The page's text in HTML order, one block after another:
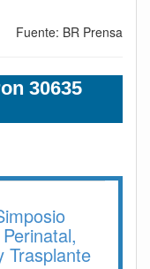
Fuente: BR Prensa
30635
Trasplante